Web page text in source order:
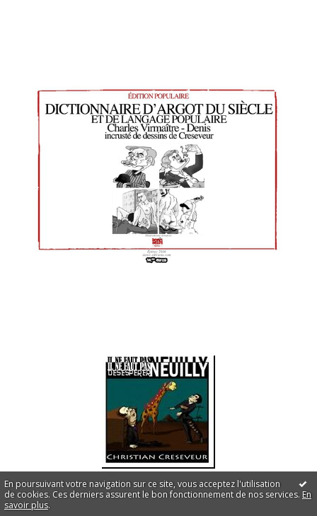
En poursuivant votre navigation sur ce site, vous acceptez l'utilisation
de cookies. Ces derniers assurent le bon fonctionnement de nos services. En
savoir plus.